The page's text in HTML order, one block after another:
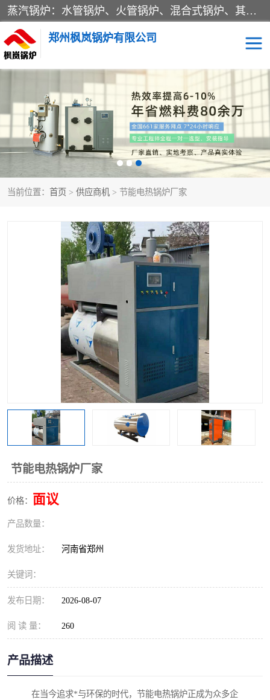
蒸汽锅炉：水管锅炉、火管锅炉、混合式锅炉、其他蒸汽锅炉； 热水锅炉：家用型集中供暖用热水锅炉、其他热水锅炉； 有机热载体锅炉； 船用蒸汽锅炉； （锅炉用辅助设备及装置）蒸汽冷凝器：表面冷凝器、混合式冷凝器、空冷式冷凝器、其他蒸汽冷凝器； 锅炉用辅助设备：节热器、蒸汽收集器、蓄能器、烟垢清除器、气体回收器、泥渣刮除器、空气预热器、其他锅炉用辅助设备；
郑州枫岚锅炉有限公司
当前位置： 首页 > 供应商机 > 节能电热锅炉厂家
节能电热锅炉厂家
价格： 面议
产品数量：
发货地址： 河南省郑州
关键词：
发布日期： 2026-08-07
阅 读 量： 260
产品描述
在当今追求*与环保的时代，节能电热锅炉正成为众多企